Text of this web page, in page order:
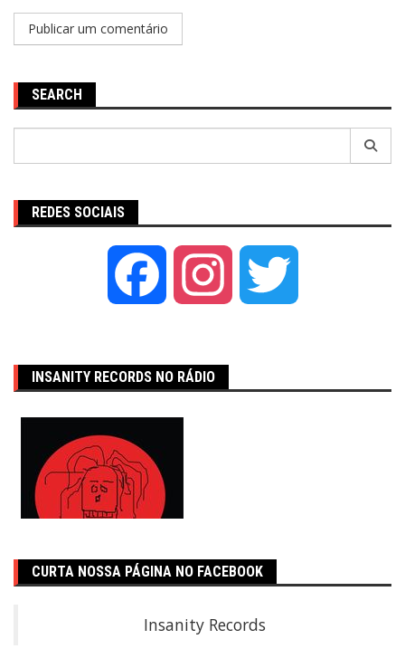
SEARCH
REDES SOCIAIS
Facebook Instagram
INSANITY RECORDS NO RÁDIO
CURTA NOSSA PÁGINA NO FACEBOOK
Insanity Records